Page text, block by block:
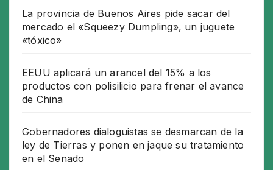
La provincia de Buenos Aires pide sacar del
mercado el «Squeezy Dumpling», un juguete
«tóxico»
EEUU aplicará un arancel del 15% a los
productos con polisilicio para frenar el avance
de China
Gobernadores dialoguistas se desmarcan de la
ley de Tierras y ponen en jaque su tratamiento
en el Senado